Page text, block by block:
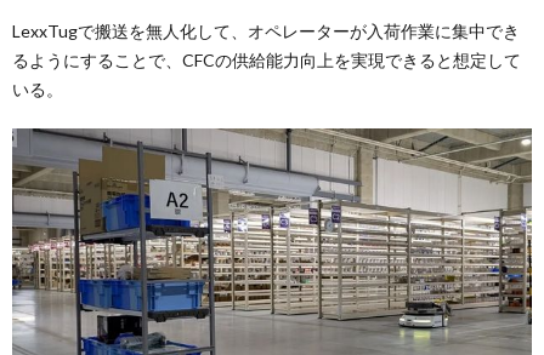
LexxTugで搬送を無人化して、オペレーターが入荷作業に集中でき
るようにすることで、CFCの供給能力向上を実現できると想定して
いる。